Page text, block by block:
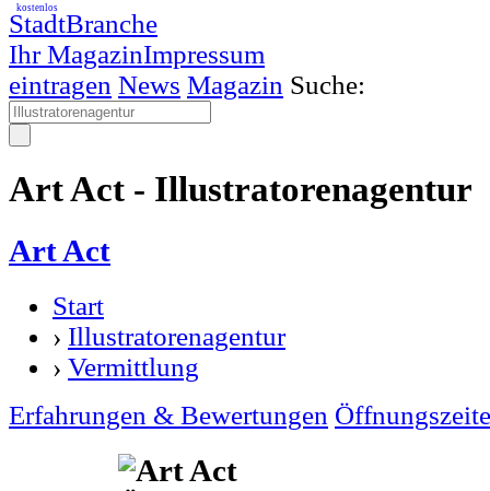
StadtBranche
Ihr MagazinImpressum
kostenlos
eintragen News Magazin Suche:
Art Act - Illustratorenagentur
Art Act
Start
› Illustratorenagentur
› Vermittlung
Erfahrungen & Bewertungen